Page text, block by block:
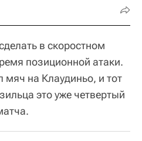
в скоростном
позиционной атаки.
мяч на Клаудиньо, и тот
это уже четвертый